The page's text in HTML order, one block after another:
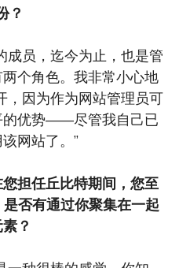
？
成员，迄今为止，也是管
个角色。我非常小心地
，因为作为网站管理员可
的优势——尽管我自己已
网站了。”
担任丘比特期间，您至
是否有通过你聚集在一起
？